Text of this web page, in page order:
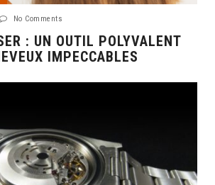
No Comments
: UN OUTIL POLYVALENT
IMPECCABLES